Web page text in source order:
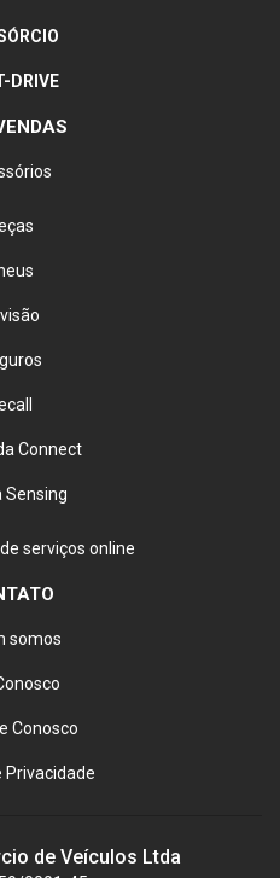
DRIVE
Connect
Sensing
serviços online
somos
Conosco
Privacidade
de Veículos Ltda